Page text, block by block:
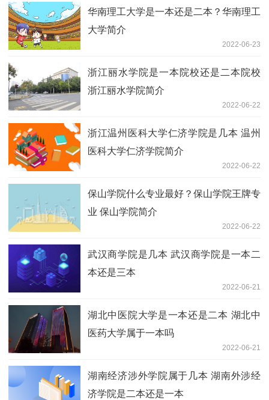
华南理工大学是一本还是二本？华南理工
大学简介
2022-06-23
浙江丽水学院是一本院校还是二本院校
浙江丽水学院简介
2022-06-22
浙江温州医科大学仁济学院是几本 温州
医科大学仁济学院简介
2022-06-22
保山学院什么专业最好？保山学院王牌专
业 保山学院简介
2022-06-22
武汉商学院是几本 武汉商学院是一本二
本还是三本
2022-06-21
湖北中医院大学是一本还是二本 湖北中
医药大学属于一本吗
2022-06-21
湖南经济涉外学院属于几本 湖南外涉经
济学院是二本还是一本